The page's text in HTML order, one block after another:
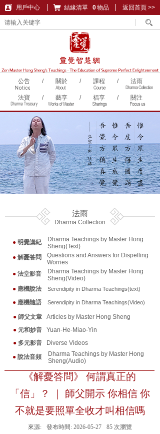
結緣清單
購物車 0物品
用戶中心 返回首頁 >>
公告/ 關於/ 課程 / 法雨
法寶/ 藝享/ 福享/ 關注
法雨
Dharma Collection
Dharma Teachings by Master Hong
Sheng(Text)
● 明覺講紀
● 解憂答問
Questions and Answers for Dispelling
Worries
● 法堂影音
Dharma Teachings by Master Hong
Sheng(Video)
● 應機說法 Serendipity in Dharma Teachings(text)
● 應機隨語 Serendipity in Dharma Teachings(Video)
● 師父文章 Articles by Master Hong Sheng
● 元和妙音 Yuan-He-Miao-Yin
● 多元影音
Diverse Videos
Dharma Teachings by Master Hong
Sheng(Audio)
● 說法音頻
《解憂答問》 何謂真正的
「信」？ ｜ 師父開示 你相信 你
不就是要照單全收才叫相信嗎
來源: 發布時間: 2026-05-27 85 次瀏覽